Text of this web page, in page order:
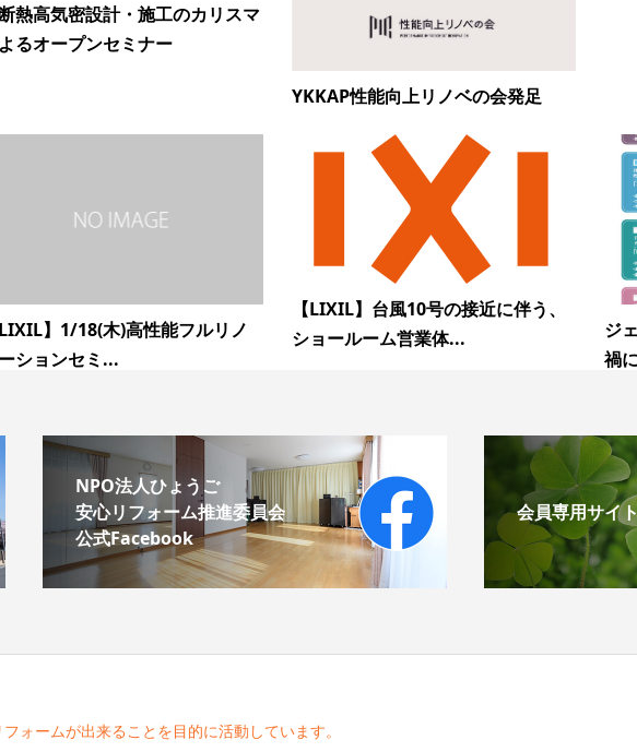
熱高気密設計・施工のカリスマ
るオープンセミナー
YKKAP性能向上リノベの会発足
】1/18(木)高性能フルリノ
ションセミ...
【LIXIL】台風10号の接近に伴う、
ショールーム営業体...
ジ
禍
NPO法人ひょうご
安心リフォーム推進委員会
公式Facebook
会員専用サイ
ォームが出来ることを目的に活動しています。